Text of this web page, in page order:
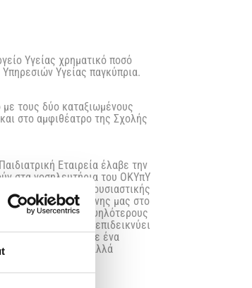
Υγείας χρηματικό ποσό
Υγείας παγκύπρια.
τους δύο καταξιωμένους
στο αμφιθέατρο της Σχολής
Εταιρεία έλαβε την
στα νοσηλευτήρια του ΟΚΥπΥ
συμβολική πράξη ουσιαστικής
απόδειξη της ευθύνης μας στο
συνεχώς υψηλότερους
η Εταιρεία μας επιδεικνύει
καθώς αποτέλεσε ένα
εκδηλώσεις μας, αλλά